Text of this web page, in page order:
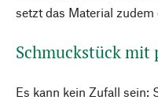
setzt das Material
Schmuckstück mit
Es kann kein Zufall sein: